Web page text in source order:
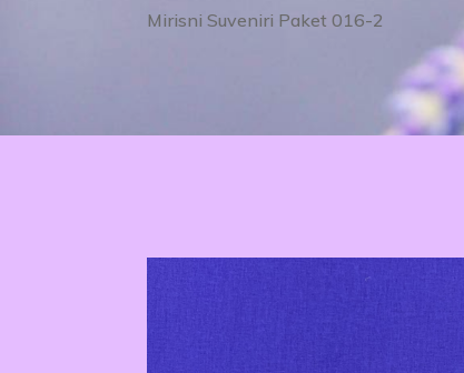
Mirisni Suveniri Paket 016-2